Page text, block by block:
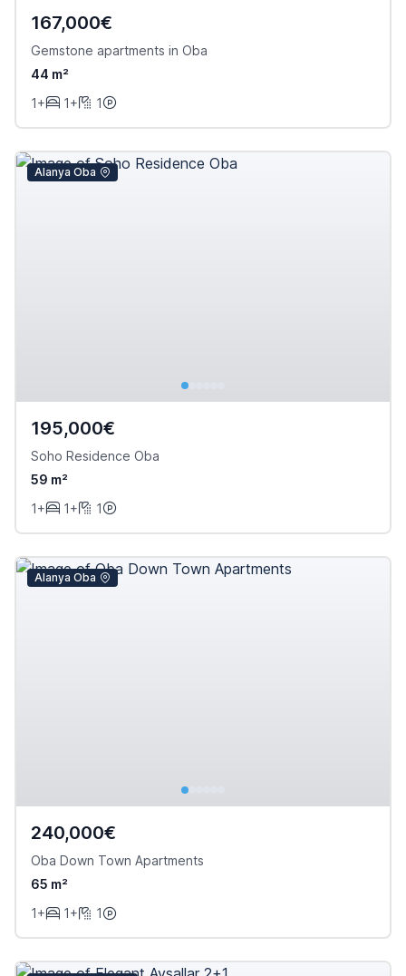
167,000€
Gemstone apartments in Oba
44 m²
1+
1+ 1
Alanya Oba
195,000€
Soho Residence Oba
59 m²
1+
1+ 1
Alanya Oba
240,000€
Oba Down Town Apartments
65 m²
1+
1+ 1